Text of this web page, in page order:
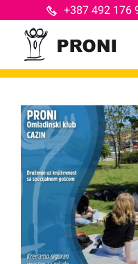
to
content
+387 492 176
View
Larger
Image